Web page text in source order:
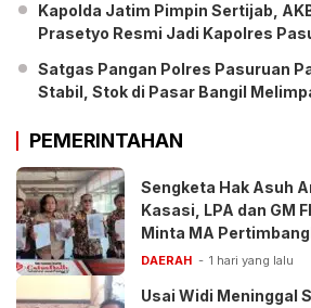
Kapolda Jatim Pimpin Sertijab,
Prasetyo Resmi Jadi Kapolres
Satgas Pangan Polres Pasuruan
Stabil, Stok di Pasar Bangil
PEMERINTAHAN
Sengketa Hak Asuh
Kasasi, LPA dan GM
Minta MA
Anak
DAERAH 1 hari yang lalu
Usai Widi Meninggal